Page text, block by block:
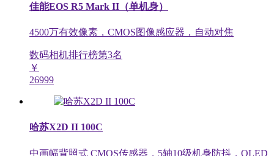
佳能EOS R5 Mark II（单机身）
4500万有效像素，CMOS图像感应器，自动对焦
数码相机排行榜第3名
￥
26999
哈苏X2D II 100C
中画幅背照式 CMOS传感器，5轴10级机身防抖，OLED